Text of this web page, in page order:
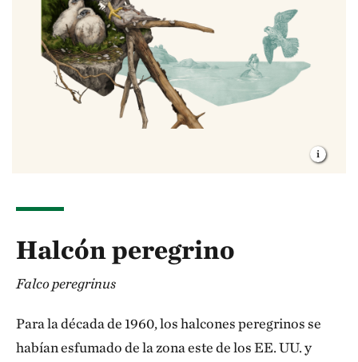
Halcón peregrino
Falco peregrinus
Para la década de 1960, los halcones peregrinos se
habían esfumado de la zona este de los EE. UU. y